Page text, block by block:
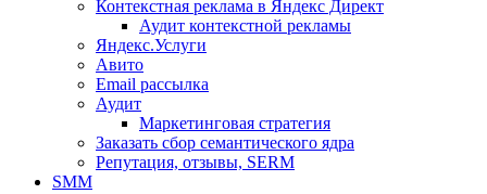
Контекстная реклама в Яндекс Директ
Аудит контекстной рекламы
Яндекс.Услуги
Авито
Email рассылка
Аудит
Маркетинговая стратегия
Заказать сбор семантического ядра
Репутация, отзывы, SERM
SMM